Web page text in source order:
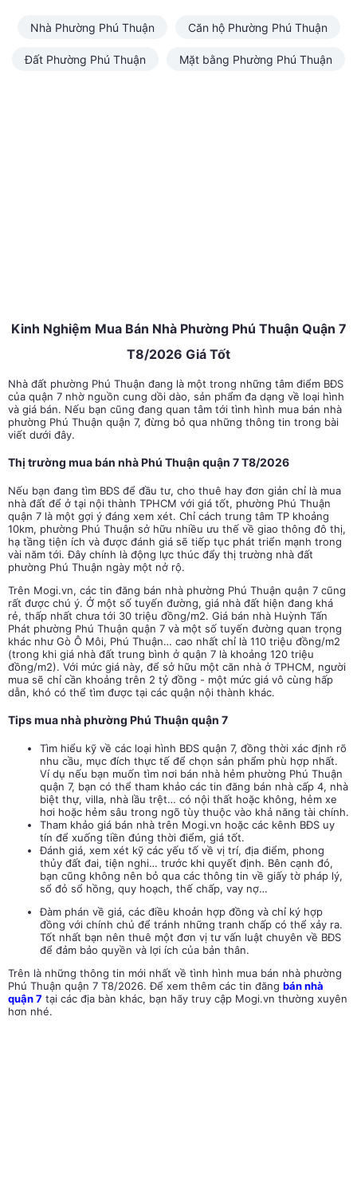
Nhà Phường Phú Thuận Căn hộ Phường Phú Thuận
Đất Phường Phú Thuận Mặt bằng Phường Phú Thuận
Kinh Nghiệm Mua Bán Nhà Phường Phú Thuận Quận 7
T8/2026 Giá Tốt
Nhà đất phường Phú Thuận đang là một trong những tâm điểm BĐS
của quận 7 nhờ nguồn cung dồi dào, sản phẩm đa dạng về loại hình
và giá bán. Nếu bạn cũng đang quan tâm tới tình hình mua bán nhà
phường Phú Thuận quận 7, đừng bỏ qua những thông tin trong bài
viết dưới đây.
Thị trường mua bán nhà Phú Thuận quận 7 T8/2026
Nếu bạn đang tìm BĐS để đầu tư, cho thuê hay đơn giản chỉ là mua
nhà đất để ở tại nội thành TPHCM với giá tốt, phường Phú Thuận
quận 7 là một gợi ý đáng xem xét. Chỉ cách trung tâm TP khoảng
10km, phường Phú Thuận sở hữu nhiều ưu thế về giao thông đô thị,
hạ tầng tiện ích và được đánh giá sẽ tiếp tục phát triển mạnh trong
vài năm tới. Đây chính là động lực thúc đẩy thị trường nhà đất
phường Phú Thuận ngày một nở rộ.
Trên Mogi.vn, các tin đăng bán nhà phường Phú Thuận quận 7 cũng
rất được chú ý. Ở một số tuyến đường, giá nhà đất hiện đang khá
rẻ, thấp nhất chưa tới 30 triệu đồng/m2. Giá bán nhà Huỳnh Tấn
Phát phường Phú Thuận quận 7 và một số tuyến đường quan trọng
khác như Gò Ô Môi, Phú Thuận… cao nhất chỉ là 110 triệu đồng/m2
(trong khi giá nhà đất trung bình ở quận 7 là khoảng 120 triệu
đồng/m2). Với mức giá này, để sở hữu một căn nhà ở TPHCM, người
mua sẽ chỉ cần khoảng trên 2 tỷ đồng - một mức giá vô cùng hấp
dẫn, khó có thể tìm được tại các quận nội thành khác.
Tips mua nhà phường Phú Thuận quận 7
Tìm hiểu kỹ về các loại hình BĐS quận 7, đồng thời xác định rõ
nhu cầu, mục đích thực tế để chọn sản phẩm phù hợp nhất.
Ví dụ nếu bạn muốn tìm nơi bán nhà hẻm phường Phú Thuận
quận 7, bạn có thể tham khảo các tin đăng bán nhà cấp 4, nhà
biệt thự, villa, nhà lầu trệt… có nội thất hoặc không, hẻm xe
hơi hoặc hẻm sâu trong ngõ tùy thuộc vào khả năng tài chính.
Tham khảo giá bán nhà trên Mogi.vn hoặc các kênh BĐS uy
tín để xuống tiền đúng thời điểm, giá tốt.
Đánh giá, xem xét kỹ các yếu tố về vị trí, địa điểm, phong
thủy đất đai, tiện nghi… trước khi quyết định. Bên cạnh đó,
bạn cũng không nên bỏ qua các thông tin về giấy tờ pháp lý,
sổ đỏ sổ hồng, quy hoạch, thế chấp, vay nợ…
Đàm phán về giá, các điều khoản hợp đồng và chỉ ký hợp
đồng với chính chủ để tránh những tranh chấp có thể xảy ra.
Tốt nhất bạn nên thuê một đơn vị tư vấn luật chuyên về BĐS
để đảm bảo quyền và lợi ích của bản thân.
Trên là những thông tin mới nhất về tình hình mua bán nhà phường
Phú Thuận quận 7 T8/2026. Để xem thêm các tin đăng bán nhà
quận 7 tại các địa bàn khác, bạn hãy truy cập Mogi.vn thường xuyên
hơn nhé.